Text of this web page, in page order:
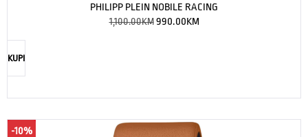
PHILIPP PLEIN NOBILE RACING
1,100.00KM 990.00KM
KUPI
-10%